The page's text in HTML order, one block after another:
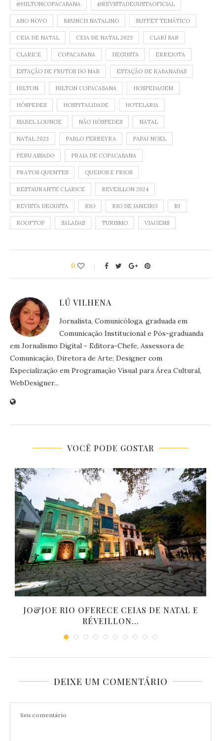
@HILTONCOPACABANA @REVISTADEGUSTAOFICIAL
ANO NOVO BRUNCH NATALINO BUFFET TEMÁTICO
CEIA DE NATAL CEIA DE NATAL 2023 CLARÍ BAR
CLARICE COPACABANA DEGUSTA ERREJOTA
ESTAÇÃO DE FRUTOS DO MAR ESTAÇÃO DE RABANADAS
HILTON HILTON COPACABANA HOSPEDAGEM
HÓSPEDES HOSPITALIDADE HOTELARIA
ISABEL LOUNGE NÃO HÓSPEDES NATAL
NATAL 2023 PABLO FERREYRA PAPAI NOEL
PERU ASSADO PRAIA DE COPACABANA
PRATOS QUENTES QUEIJOS E FRIOS
RESTAURANTE CLARICE REVEILLON 2024
REVISTA DEGUSTA RIO RIO DE JANEIRO RJ
ROOFTOP SALADAS TURISMO VIAGENS
0
LÚ VILHENA
Jornalista, Comunicóloga, graduada em
Comunicação Institucional e Pós-graduanda
em Jornalismo Digital - Editora-Chefe, Assessora de
Comunicação, Diretora de Arte; Designer com
Especialização em Programação Visual para Área Cultural,
WebDesigner...
VOCÊ PODE GOSTAR
JO&JOE RIO OFERECE CEIAS DE NATAL E
RÉVEILLON...
DEIXE UM COMENTÁRIO